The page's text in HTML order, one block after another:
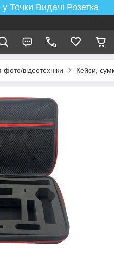
Точки Видачі Розетка
відеотехніки Кейси,